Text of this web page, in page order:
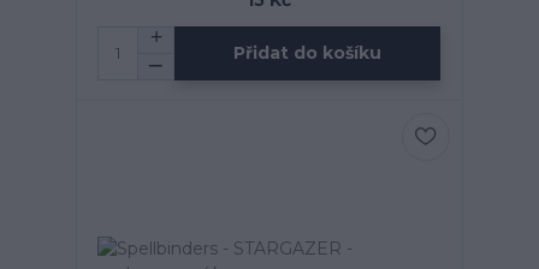
Přidat do košíku